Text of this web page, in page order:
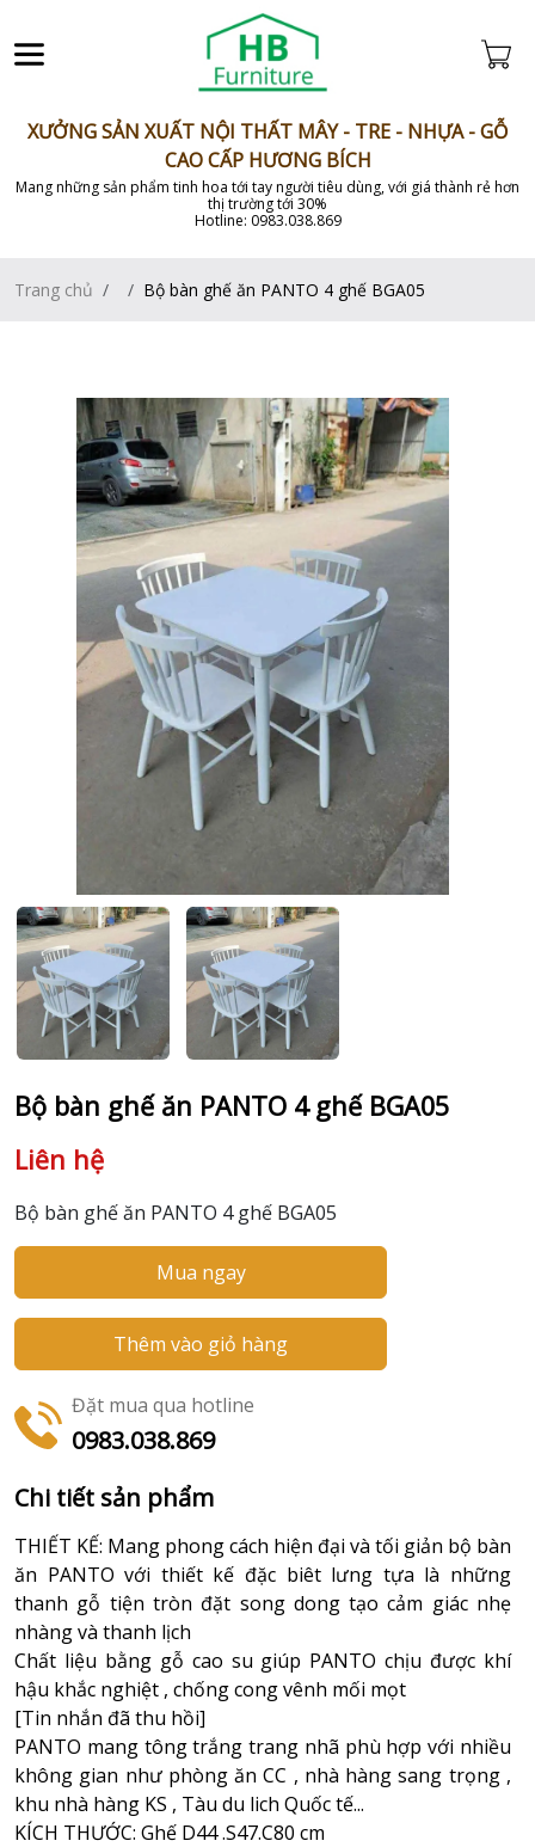
XƯỞNG SẢN XUẤT NỘI THẤT MÂY - TRE - NHỰA - GỖ
CAO CẤP HƯƠNG BÍCH
Mang những sản phẩm tinh hoa tới tay người tiêu dùng, với giá thành rẻ hơn
thị trường tới 30%
Hotline: 0983.038.869
Trang chủ Bộ bàn ghế ăn PANTO 4 ghế BGA05
Bộ bàn ghế ăn PANTO 4 ghế BGA05
Liên hệ
Bộ bàn ghế ăn PANTO 4 ghế BGA05
Mua ngay
Thêm vào giỏ hàng
Đặt mua qua hotline
0983.038.869
Chi tiết sản phẩm
THIẾT KẾ: Mang phong cách hiện đại và tối giản bộ bàn
ăn PANTO với thiết kế đặc biêt lưng tựa là những
thanh gỗ tiện tròn đặt song dong tạo cảm giác nhẹ
nhàng và thanh lịch
Chất liệu bằng gỗ cao su giúp PANTO chịu được khí
hậu khắc nghiệt , chống cong vênh mối mọt
[Tin nhắn đã thu hồi]
PANTO mang tông trắng trang nhã phù hợp với nhiều
không gian như phòng ăn CC , nhà hàng sang trọng ,
khu nhà hàng KS , Tàu du lich Quốc tế...
KÍCH THƯỚC: Ghế D44 .S47.C80 cm